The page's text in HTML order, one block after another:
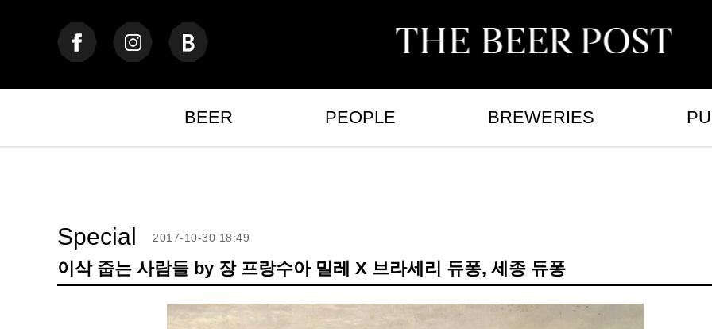
BEER PEOPLE BREWERIES
Special
이삭 줍는 사람들 by 장 프랑수아 밀레 X 브라세리 듀퐁, 세종 듀퐁
2017-10-30 18:49